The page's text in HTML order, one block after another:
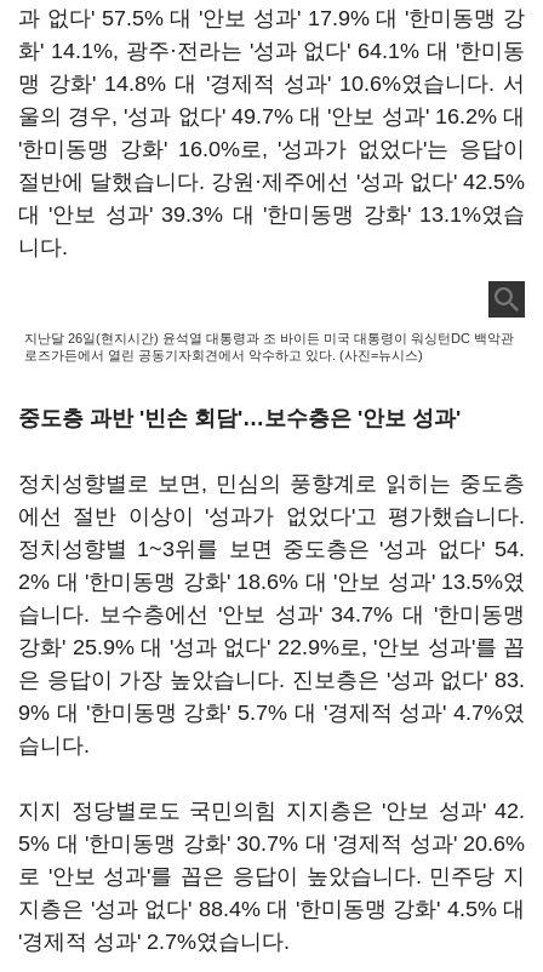
과 없다' 57.5% 대 '안보 성과' 17.9% 대 '한미동맹 강
화' 14.1%, 광주·전라는 '성과 없다' 64.1% 대 '한미동
맹 강화' 14.8% 대 '경제적 성과' 10.6%였습니다. 서
울의 경우, '성과 없다' 49.7% 대 '안보 성과' 16.2% 대
'한미동맹 강화' 16.0%로, '성과가 없었다'는 응답이
절반에 달했습니다. 강원·제주에선 '성과 없다' 42.5%
대 '안보 성과' 39.3% 대 '한미동맹 강화' 13.1%였습
니다.
지난달 26일(현지시간) 윤석열 대통령과 조 바이든 미국 대통령이 워싱턴DC 백악관
로즈가든에서 열린 공동기자회견에서 악수하고 있다. (사진=뉴시스)
중도층 과반 '빈손 회담'…보수층은 '안보 성과'
정치성향별로 보면, 민심의 풍향계로 읽히는 중도층
에선 절반 이상이 '성과가 없었다'고 평가했습니다.
정치성향별 1~3위를 보면 중도층은 '성과 없다' 54.
2% 대 '한미동맹 강화' 18.6% 대 '안보 성과' 13.5%였
습니다. 보수층에선 '안보 성과' 34.7% 대 '한미동맹
강화' 25.9% 대 '성과 없다' 22.9%로, '안보 성과'를 꼽
은 응답이 가장 높았습니다. 진보층은 '성과 없다' 83.
9% 대 '한미동맹 강화' 5.7% 대 '경제적 성과' 4.7%였
습니다.
지지 정당별로도 국민의힘 지지층은 '안보 성과' 42.
5% 대 '한미동맹 강화' 30.7% 대 '경제적 성과' 20.6%
로 '안보 성과'를 꼽은 응답이 높았습니다. 민주당 지
지층은 '성과 없다' 88.4% 대 '한미동맹 강화' 4.5% 대
'경제적 성과' 2.7%였습니다.